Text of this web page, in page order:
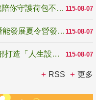
115-08-07
反詐騙宣導_防詐有道，霹靂布袋戲陪你守護荷包不受騙
115-08-07
跨越限制，探索潛能！115年多元潛能發展夏令營發掘生命無限可能
115-08-07
高齡不是終點而是夢想起點！教育部打造「人生設計夢工場」 參展第3屆高齡健康產業博覽會
RSS 更多